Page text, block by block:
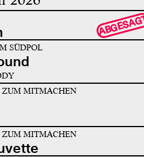
SÜDPOL
ZUM MITMACHEN
ZUM MITMACHEN